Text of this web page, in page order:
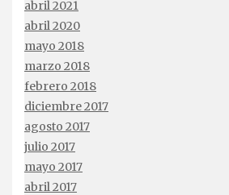
abril 2021
abril 2020
mayo 2018
marzo 2018
febrero 2018
diciembre 2017
agosto 2017
julio 2017
mayo 2017
abril 2017